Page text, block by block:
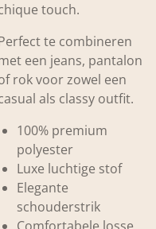
touch.
te combineren
een jeans, pantalon
rok voor zowel een
als classy outfit.
100% premium
polyester
Luxe luchtige stof
Elegante
schouderstrik